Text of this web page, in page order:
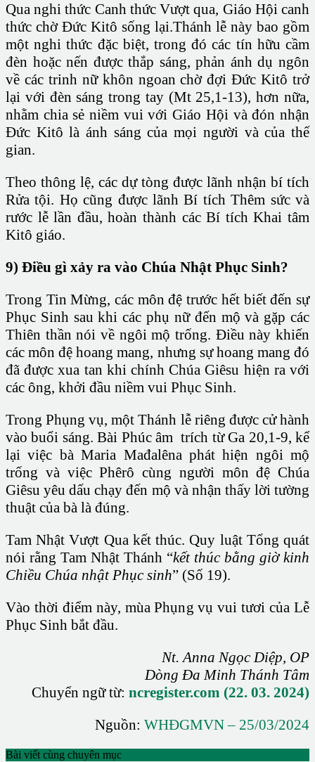
Qua nghi thức Canh thức Vượt qua, Giáo Hội canh
thức chờ Đức Kitô sống lại.Thánh lễ này bao gồm
một nghi thức đặc biệt, trong đó các tín hữu cầm
đèn hoặc nến được thắp sáng, phản ánh dụ ngôn
về các trinh nữ khôn ngoan chờ đợi Đức Kitô trở
lại với đèn sáng trong tay (Mt 25,1-13), hơn nữa,
nhằm chia sẻ niềm vui với Giáo Hội và đón nhận
Đức Kitô là ánh sáng của mọi người và của thế
gian.
Theo thông lệ, các dự tòng được lãnh nhận bí tích
Rửa tội. Họ cũng được lãnh Bí tích Thêm sức và
rước lễ lần đầu, hoàn thành các Bí tích Khai tâm
Kitô giáo.
9) Điều gì xảy ra vào Chúa Nhật Phục Sinh?
Trong Tin Mừng, các môn đệ trước hết biết đến sự
Phục Sinh sau khi các phụ nữ đến mộ và gặp các
Thiên thần nói về ngôi mộ trống. Điều này khiến
các môn đệ hoang mang, nhưng sự hoang mang đó
đã được xua tan khi chính Chúa Giêsu hiện ra với
các ông, khởi đầu niềm vui Phục Sinh.
Trong Phụng vụ, một Thánh lễ riêng được cử hành
vào buổi sáng. Bài Phúc âm trích từ Ga 20,1-9, kể
lại việc bà Maria Mađalêna phát hiện ngôi mộ
trống và việc Phêrô cùng người môn đệ Chúa
Giêsu yêu dấu chạy đến mộ và nhận thấy lời tường
thuật của bà là đúng.
Tam Nhật Vượt Qua kết thúc. Quy luật Tổng quát
nói rằng Tam Nhật Thánh “kết thúc bằng giờ kinh
Chiều Chúa nhật Phục sinh” (Số 19).
Vào thời điểm này, mùa Phụng vụ vui tươi của Lễ
Phục Sinh bắt đầu.
Nt. Anna Ngọc Diệp, OP
Dòng Đa Minh Thánh Tâm
Chuyển ngữ từ: ncregister.com (22. 03. 2024)
Nguồn: WHĐGMVN – 25/03/2024
Bài viết cùng chuyên mục